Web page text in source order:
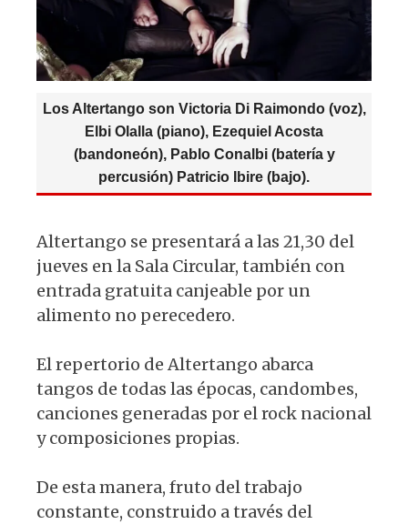
Los Altertango son Victoria Di Raimondo (voz),
Elbi Olalla (piano), Ezequiel Acosta
(bandoneón), Pablo Conalbi (batería y
percusión) Patricio Ibire (bajo).
Altertango se presentará a las 21,30 del
jueves en la Sala Circular, también con
entrada gratuita canjeable por un
alimento no perecedero.
El repertorio de Altertango abarca
tangos de todas las épocas, candombes,
canciones generadas por el rock nacional
y composiciones propias.
De esta manera, fruto del trabajo
constante, construido a través del